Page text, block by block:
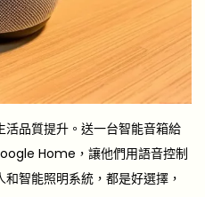
品質提升。送一台智能音箱給
Home，讓他們用語音控制
智能照明系統，都是好選擇，